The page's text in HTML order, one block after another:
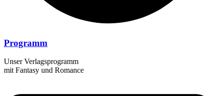
Programm
Unser Verlagsprogramm
mit Fantasy und Romance